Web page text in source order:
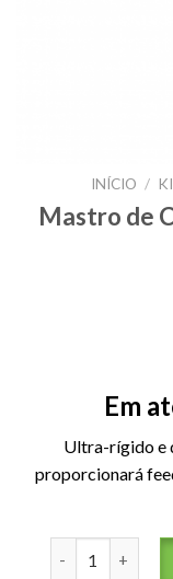
INÍCIO /
Mastro de
Em
Ultra-rígido e
proporcionará
Mastro de